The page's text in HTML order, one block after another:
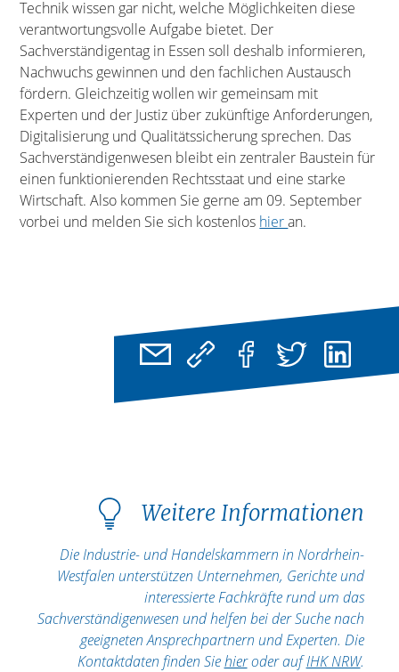
Technik wissen gar nicht, welche Möglichkeiten diese
verantwortungsvolle Aufgabe bietet. Der
Sachverständigentag in Essen soll deshalb informieren,
Nachwuchs gewinnen und den fachlichen Austausch
fördern. Gleichzeitig wollen wir gemeinsam mit
Experten und der Justiz über zukünftige Anforderungen,
Digitalisierung und Qualitätssicherung sprechen. Das
Sachverständigenwesen bleibt ein zentraler Baustein für
einen funktionierenden Rechtsstaat und eine starke
Wirtschaft. Also kommen Sie gerne am 09. September
vorbei und melden Sie sich kostenlos hieran.
Weitere Informationen
Die Industrie- und Handelskammern in Nordrhein-
Westfalen unterstützen Unternehmen, Gerichte und
interessierte Fachkräfte rund um das
Sachverständigenwesen und helfen bei der Suche nach
geeigneten Ansprechpartnern und Experten. Die
Kontaktdaten finden Siehieroder aufIHK NRW.